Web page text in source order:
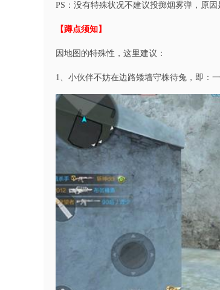
PS：没有特殊状况不建议投掷烟雾弹，原
【蹲点须知】
因地图的特殊性，这里建议：
1、小伙伴不妨在边路矮墙守株待兔，即：